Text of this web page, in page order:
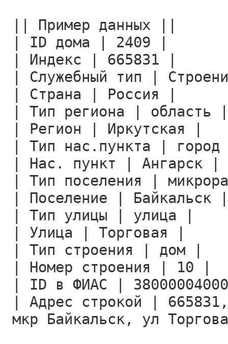
|| Пример данных ||
| ID дома | 2409 |
| Индекс | 665831 |
| Служебный тип |
| Страна | Россия |
| Тип региона | область |
| Регион | Иркутская |
| Тип нас.пункта |
| Нас. пункт | Ангарск |
| Тип поселения |
| Поселение | Байкальск |
| Тип улицы | улица |
| Улица | Торговая |
| Тип строения | дом |
| Номер строения | 10 |
| ID в ФИАС |
| Адрес строкой |
мкр Байкальск, ул